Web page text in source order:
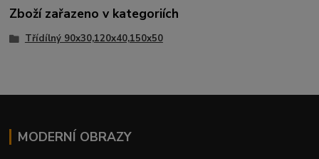
Zboží zařazeno v kategoriích
Třídílný 90x30,120x40,150x50
MODERNÍ OBRAZY